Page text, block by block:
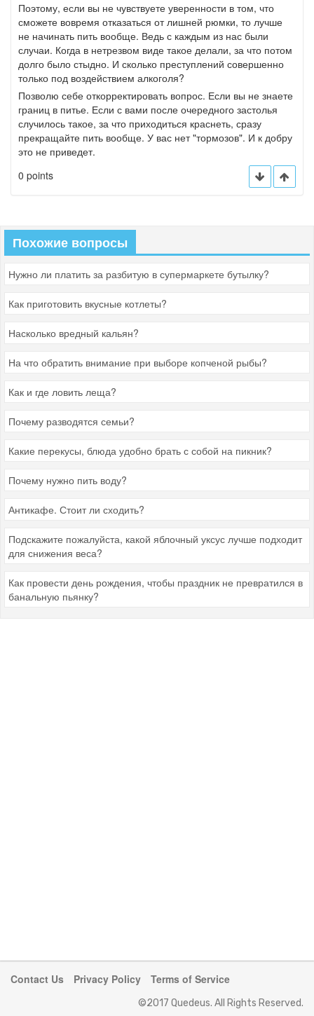
Поэтому, если вы не чувствуете уверенности в том, что
сможете вовремя отказаться от лишней рюмки, то лучше
не начинать пить вообще. Ведь с каждым из нас были
случаи. Когда в нетрезвом виде такое делали, за что потом
долго было стыдно. И сколько преступлений совершенно
только под воздействием алкоголя?
Позволю себе откорректировать вопрос. Если вы не знаете
границ в питье. Если с вами после очередного застолья
случилось такое, за что приходиться краснеть, сразу
прекращайте пить вообще. У вас нет "тормозов". И к добру
это не приведет.
0 points
Похожие вопросы
Нужно ли платить за разбитую в супермаркете бутылку?
Как приготовить вкусные котлеты?
Насколько вредный кальян?
На что обратить внимание при выборе копченой рыбы?
Как и где ловить леща?
Почему разводятся семьи?
Какие перекусы, блюда удобно брать с собой на пикник?
Почему нужно пить воду?
Антикафе. Стоит ли сходить?
Подскажите пожалуйста, какой яблочный уксус лучше подходит
для снижения веса?
Как провести день рождения, чтобы праздник не превратился в
банальную пьянку?
Contact Us Privacy Policy Terms of Service
©2017 Quedeus. All Rights Reserved.